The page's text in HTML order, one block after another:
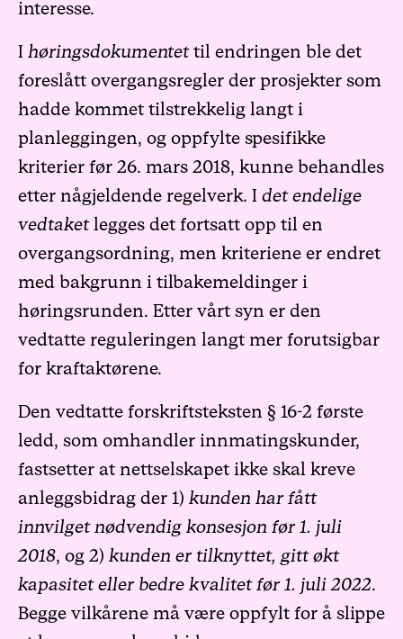
interesse.
I høringsdokumentettil endringen ble det
foreslått overgangsregler der prosjekter som
hadde kommet tilstrekkelig langt i
planleggingen, og oppfylte spesifikke
kriterier før 26. mars 2018, kunne behandles
etter någjeldende regelverk. I det endelige
vedtaketlegges det fortsatt opp til en
overgangsordning, men kriteriene er endret
med bakgrunn i tilbakemeldinger i
høringsrunden. Etter vårt syn er den
vedtatte reguleringen langt mer forutsigbar
for kraftaktørene.
Den vedtatte forskriftsteksten § 16-2 første
ledd, som omhandler innmatingskunder,
fastsetter at nettselskapet ikke skal kreve
anleggsbidrag der 1) kunden har fått
innvilget nødvendig konsesjon før 1. juli
2018, og 2) kunden er tilknyttet, gitt økt
kapasitet eller bedre kvalitet før 1. juli 2022.
Begge vilkårene må være oppfylt for å slippe